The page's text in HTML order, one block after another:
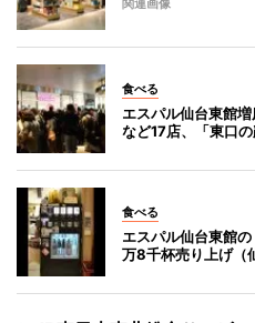
関連画像
食べる
エスパル仙台東館増
など17店、「東口の
食べる
エスパル仙台東館
万8千杯売り上げ（